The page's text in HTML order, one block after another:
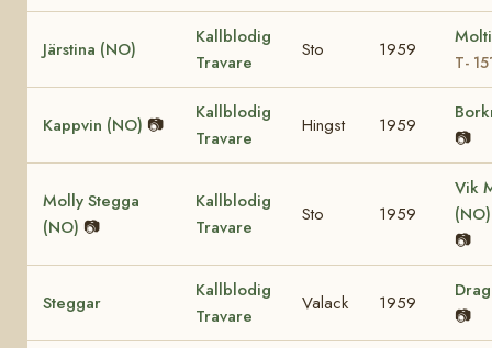
Järstina (NO)
Kallblodig
Travare
Sto 1959
T-
Kappvin (NO) 📷
Kallblodig
Travare
Hingst 1959
📷
Molly Stegga
(NO) 📷
Kallblodig
Travare
Sto 1959
Vik
📷
Steggar
Kallblodig
Travare
Valack 1959
📷